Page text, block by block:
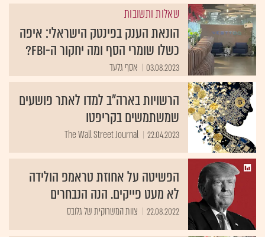
שאלות ותשובות
הונאת הענק בפינטק הישראלי: איפה
כשלו שומרי הסף ומה יחקור ה-FBI?
03.08.2023 אסף גלעד
הרשויות בארה"ב למדו לאתר פושעים
שמשתמשים בקריפטו
22.04.2023
The Wall Street Journal
הפשיטה על אחוזת טראמפ הולידה
לא מעט פייקים. הנה הנבחרים
22.08.2022 צוות המשרוקית של גלובס